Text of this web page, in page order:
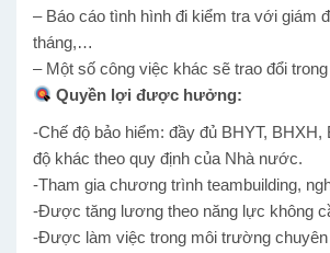
– Báo cáo tình hình đi kiểm tra với giám
tháng,…
– Một số công việc khác sẽ trao đổi
Quyền lợi được hưởng:
-Chế độ bảo hiểm: đầy đủ BHYT,
độ khác theo quy định của Nhà nước.
-Tham gia chương trình teambuilding,
-Được tăng lương theo năng lực không
-Được làm việc trong môi trường chuyên